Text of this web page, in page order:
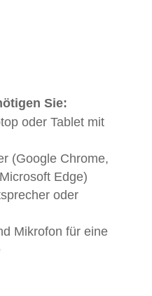
Sie:
oder Tablet mit
(Google Chrome,
Edge)
oder
Mikrofon für eine